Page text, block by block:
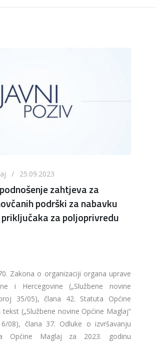
/ 25.09.2023
zahtjeva za
podrški za nabavku
za poljoprivredu
Zakona o organizaciji organa uprave
i Hercegovine („Službene novine
35/05), člana 42. Statuta Općine
(„Službene novine Općine Maglaj“
08), člana 37. Odluke o izvršavanju
Općine Maglaj za 2023. godinu